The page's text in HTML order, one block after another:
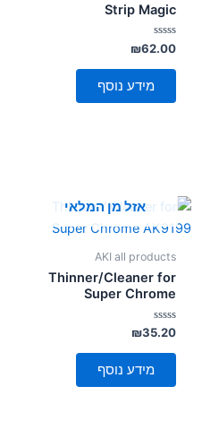
Strip Magic
דורג
0
מתוך
₪62.00
מידע נוסף
אזל מן המלאי
AKI all products
Thinner/Cleaner for
Super Chrome
דורג
0
מתוך
₪35.20
מידע נוסף